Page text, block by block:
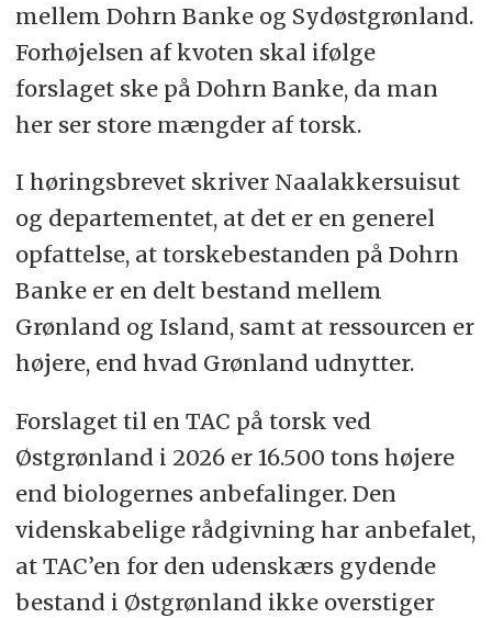
mellem Dohrn Banke og Sydøstgrønland.
Forhøjelsen af kvoten skal ifølge
forslaget ske på Dohrn Banke, da man
her ser store mængder af torsk.
I høringsbrevet skriver Naalakkersuisut
og departementet, at det er en generel
opfattelse, at torskebestanden på Dohrn
Banke er en delt bestand mellem
Grønland og Island, samt at ressourcen er
højere, end hvad Grønland udnytter.
Forslaget til en TAC på torsk ved
Østgrønland i 2026 er 16.500 tons højere
end biologernes anbefalinger. Den
videnskabelige rådgivning har anbefalet,
at TAC’en for den udenskærs gydende
bestand i Østgrønland ikke overstiger